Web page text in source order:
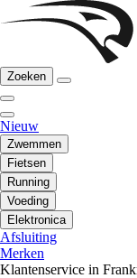
Zoeken
Nieuw
Zwemmen
Fietsen
Running
Voeding
Elektronica
Afsluiting
Merken
Klantenservice in